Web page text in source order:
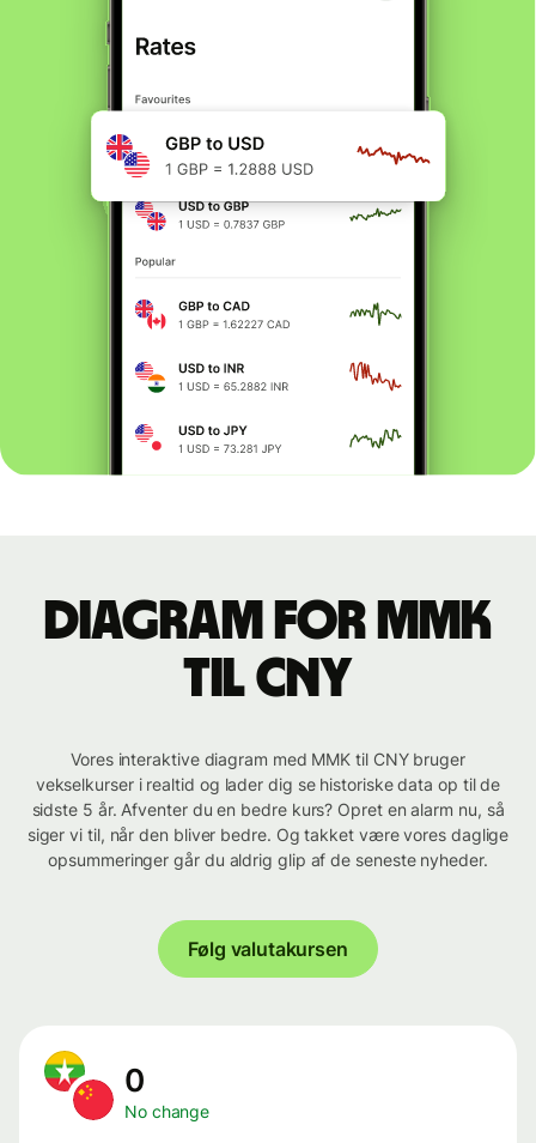
Diagram for MMK
til CNY
Vores interaktive diagram med MMK til CNY bruger
vekselkurser i realtid og lader dig se historiske data op til de
sidste 5 år. Afventer du en bedre kurs? Opret en alarm nu, så
siger vi til, når den bliver bedre. Og takket være vores daglige
opsummeringer går du aldrig glip af de seneste nyheder.
Følg valutakursen
0
No change